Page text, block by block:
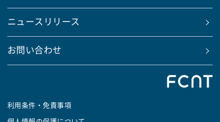
ニュースリリース
お問い合わせ
利用条件・免責事項